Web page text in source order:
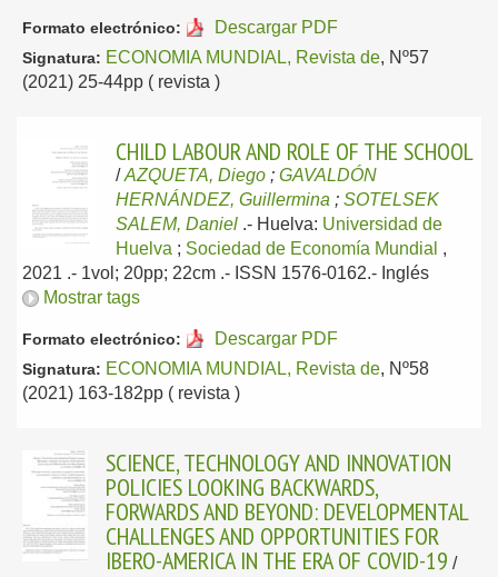
Formato electrónico: Descargar PDF
Signatura: ECONOMIA MUNDIAL, Revista de, Nº57
(2021) 25-44pp ( revista )
CHILD LABOUR AND ROLE OF THE SCHOOL
/AZQUETA, Diego ; GAVALDÓN
HERNÁNDEZ, Guillermina ; SOTELSEK
SALEM, Daniel .- Huelva: Universidad de
Huelva ; Sociedad de Economía Mundial ,
2021 .- 1vol; 20pp; 22cm .- ISSN 1576-0162.- Inglés
Mostrar tags
Formato electrónico: Descargar PDF
Signatura: ECONOMIA MUNDIAL, Revista de, Nº58
(2021) 163-182pp ( revista )
SCIENCE, TECHNOLOGY AND INNOVATION
POLICIES LOOKING BACKWARDS,
FORWARDS AND BEYOND: DEVELOPMENTAL
CHALLENGES AND OPPORTUNITIES FOR
IBERO-AMERICA IN THE ERA OF COVID-19 /